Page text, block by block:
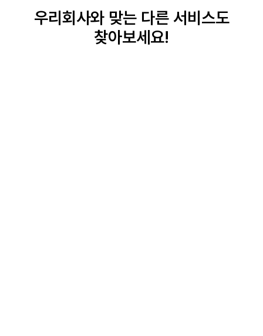
우리회사와 맞는다른 서비스도
찾아보세요!